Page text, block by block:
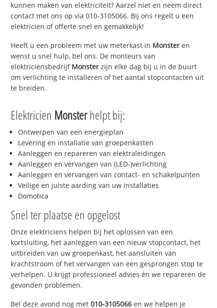
kunnen maken van elektriciteit? Aarzel niet en neem direct
contact met ons op via 010-3105066. Bij ons regelt u een
elektricien of offerte snel en gemakkelijk!
Heeft u een probleem met uw meterkast in Monster en
wenst u snel hulp, bel ons. De monteurs van
elektriciensbedrijf Monster zijn elke dag bij u in de buurt
om verlichting te installeren of het aantal stopcontacten uit
te breiden.
Elektricien Monsterhelpt bij:
Ontwerpen van een energieplan
Levering en installatie van groepenkasten
Aanleggen en repareren van elektraleidingen
Aanleggen en vervangen van (LED-)verlichting
Aanleggen en vervangen van contact- en schakelpunten
Veilige en juiste aarding van uw installaties
Domotica
Snel ter plaatse en opgelost
Onze elektriciens helpen bij het oplossen van een
kortsluiting, het aanleggen van een nieuw stopcontact, het
uitbreiden van uw groepenkast, het aansluiten van
krachtstroom of het vervangen van een gesprongen stop te
verhelpen. U krijgt professioneel advies én we repareren de
gevonden problemen.
Bel deze avond nog met010-3105066 en we helpen je